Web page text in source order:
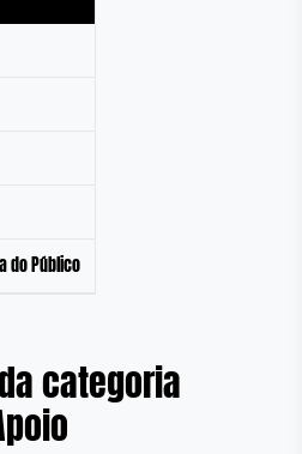
do Público
categoria